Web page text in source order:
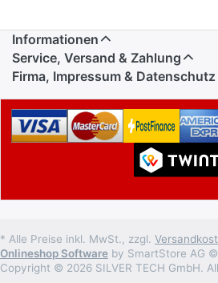
Informationen
Service, Versand & Zahlung
Firma, Impressum & Datenschutz
* Alle Preise inkl. MwSt., zzgl.
Onlineshop Software by SmartStore AG
Copyright © 2026 SILVER TECH GmbH.